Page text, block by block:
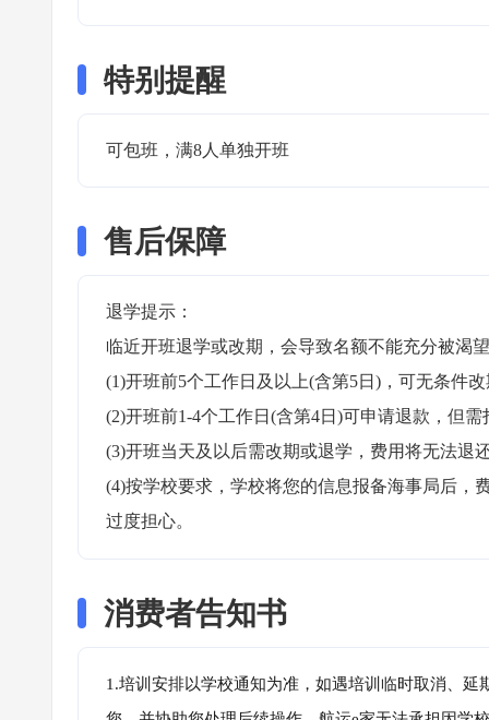
特别提醒
可包班，满8人单独开班
售后保障
退学提示：
临近开班退学或改期，会导致名额不能充分被渴
(1)开班前5个工作日及以上(含第5日)，可无条件
(2)开班前1-4个工作日(含第4日)可申请退款，但
(3)开班当天及以后需改期或退学，费用将无法退
(4)按学校要求，学校将您的信息报备海事局后，
过度担心。
消费者告知书
1.培训安排以学校通知为准，如遇培训临时取消、